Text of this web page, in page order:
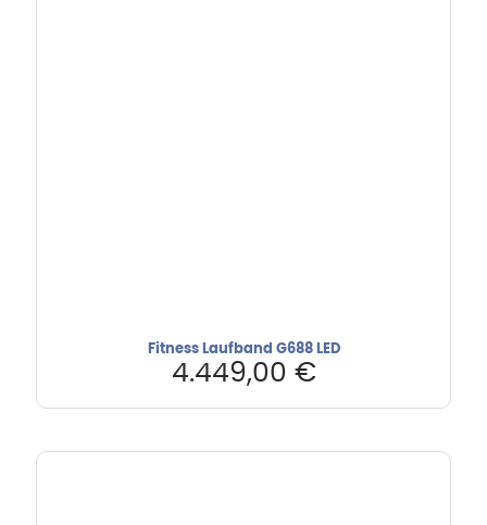
Fitness Laufband G688 LED
4.449,00 €